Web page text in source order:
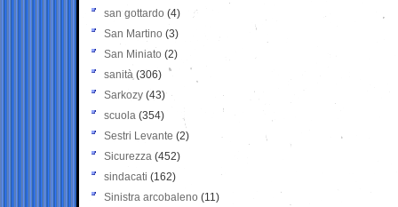
san gottardo (4)
San Martino (3)
San Miniato (2)
sanità (306)
Sarkozy (43)
scuola (354)
Sestri Levante (2)
Sicurezza (452)
sindacati (162)
Sinistra arcobaleno (11)